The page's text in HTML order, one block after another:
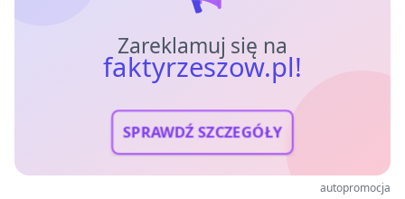
Zareklamuj się na
faktyrzeszow.pl!
SPRAWDŹ SZCZEGÓŁY
autopromocja